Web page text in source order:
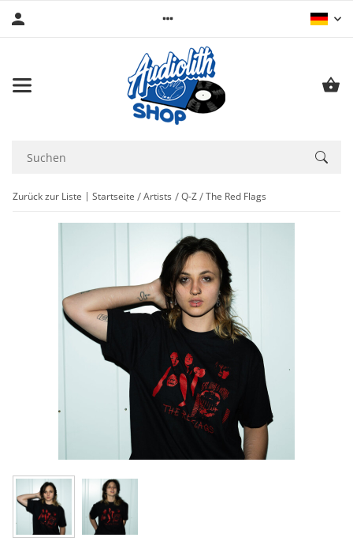
Zurück zur Liste Startseite Artists Q-Z The Red Flags